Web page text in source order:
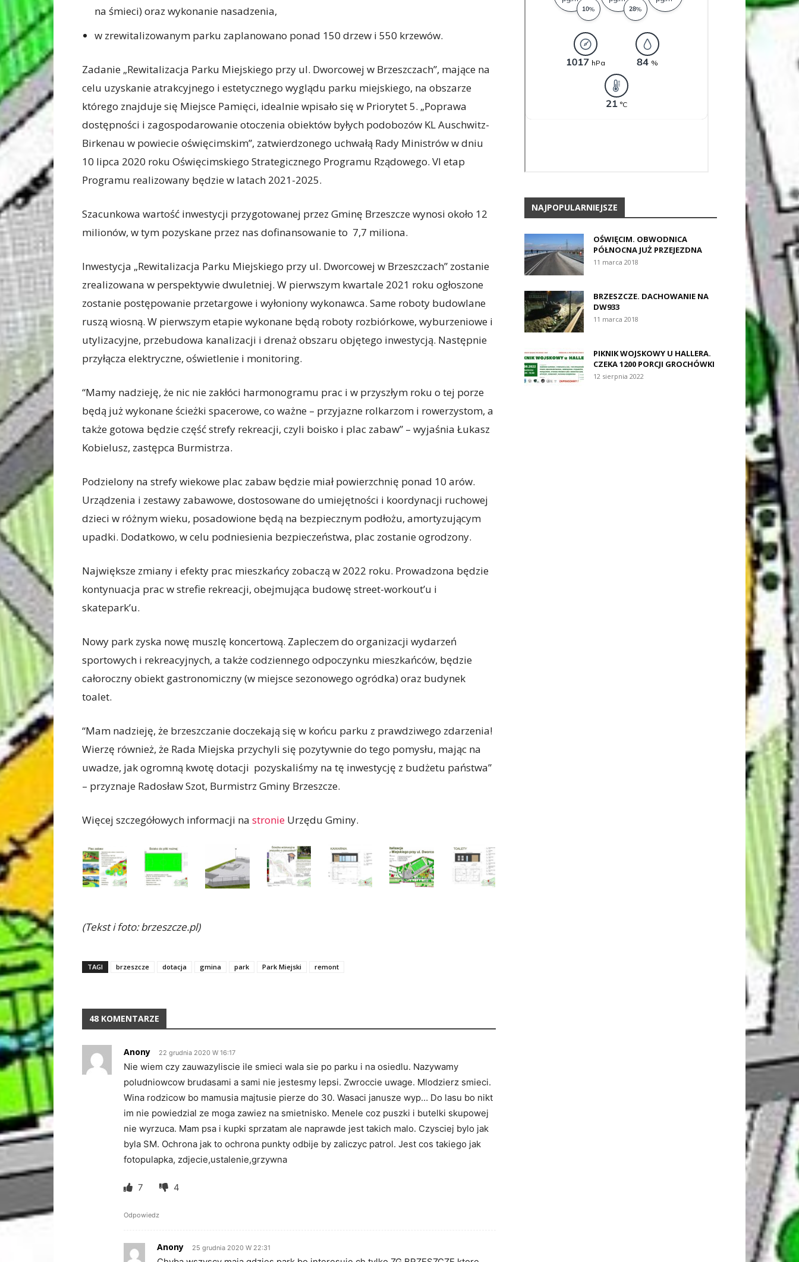
na śmieci) oraz wykonanie nasadzenia,
w zrewitalizowanym parku zaplanowano ponad 150 drzew i 550 krzewów.
Zadanie „Rewitalizacja Parku Miejskiego przy ul. Dworcowej w Brzeszczach”, mające na
celu uzyskanie atrakcyjnego i estetycznego wyglądu parku miejskiego, na obszarze
którego znajduje się Miejsce Pamięci, idealnie wpisało się w Priorytet 5. „Poprawa
dostępności i zagospodarowanie otoczenia obiektów byłych podobozów KL Auschwitz-
Birkenau w powiecie oświęcimskim”, zatwierdzonego uchwałą Rady Ministrów w dniu
10 lipca 2020 roku Oświęcimskiego Strategicznego Programu Rządowego. VI etap
Programu realizowany będzie w latach 2021-2025.
Szacunkowa wartość inwestycji przygotowanej przez Gminę Brzeszcze wynosi około 12
milionów, w tym pozyskane przez nas dofinansowanie to 7,7 miliona.
Inwestycja „Rewitalizacja Parku Miejskiego przy ul. Dworcowej w Brzeszczach” zostanie
zrealizowana w perspektywie dwuletniej. W pierwszym kwartale 2021 roku ogłoszone
zostanie postępowanie przetargowe i wyłoniony wykonawca. Same roboty budowlane
ruszą wiosną. W pierwszym etapie wykonane będą roboty rozbiórkowe, wyburzeniowe i
utylizacyjne, przebudowa kanalizacji i drenaż obszaru objętego inwestycją. Następnie
przyłącza elektryczne, oświetlenie i monitoring.
“Mamy nadzieję, że nic nie zakłóci harmonogramu prac i w przyszłym roku o tej porze
będą już wykonane ścieżki spacerowe, co ważne – przyjazne rolkarzom i rowerzystom, a
także gotowa będzie część strefy rekreacji, czyli boisko i plac zabaw” – wyjaśnia Łukasz
Kobielusz, zastępca Burmistrza.
Podzielony na strefy wiekowe plac zabaw będzie miał powierzchnię ponad 10 arów.
Urządzenia i zestawy zabawowe, dostosowane do umiejętności i koordynacji ruchowej
dzieci w różnym wieku, posadowione będą na bezpiecznym podłożu, amortyzującym
upadki. Dodatkowo, w celu podniesienia bezpieczeństwa, plac zostanie ogrodzony.
Największe zmiany i efekty prac mieszkańcy zobaczą w 2022 roku. Prowadzona będzie
kontynuacja prac w strefie rekreacji, obejmująca budowę street-workout’u i
skatepark’u.
Nowy park zyska nowę muszlę koncertową. Zapleczem do organizacji wydarzeń
sportowych i rekreacyjnych, a także codziennego odpoczynku mieszkańców, będzie
całoroczny obiekt gastronomiczny (w miejsce sezonowego ogródka) oraz budynek
toalet.
“Mam nadzieję, że brzeszczanie doczekają się w końcu parku z prawdziwego zdarzenia!
Wierzę również, że Rada Miejska przychyli się pozytywnie do tego pomysłu, mając na
uwadze, jak ogromną kwotę dotacji pozyskaliśmy na tę inwestycję z budżetu państwa”
– przyznaje Radosław Szot, Burmistrz Gminy Brzeszcze.
Więcej szczegółowych informacji na stronie Urzędu Gminy.
(Tekst i foto: brzeszcze.pl)
TAGI brzeszcze dotacja gmina park Park Miejski remont
48 KOMENTARZE
Anony 22 grudnia 2020 W 16:17
Nie wiem czy zauwazyliscie ile smieci wala sie po parku i na osiedlu. Nazywamy
poludniowcow brudasami a sami nie jestesmy lepsi. Zwroccie uwage. Mlodzierz smieci.
Wina rodzicow bo mamusia majtusie pierze do 30. Wasaci janusze wyp… Do lasu bo nikt
im nie powiedzial ze moga zawiez na smietnisko. Menele coz puszki i butelki skupowej
nie wyrzuca. Mam psa i kupki sprzatam ale naprawde jest takich malo. Czysciej bylo jak
byla SM. Ochrona jak to ochrona punkty odbije by zaliczyc patrol. Jest cos takiego jak
fotopulapka, zdjecie,ustalenie,grzywna
7 4
Odpowiedz
Anony 25 grudnia 2020 W 22:31
NAJPOPULARNIEJSZE
OŚWIĘCIM. OBWODNICA
PÓŁNOCNA JUŻ PRZEJEZDNA
11 marca 2018
BRZESZCZE. DACHOWANIE NA
DW933
11 marca 2018
PIKNIK WOJSKOWY U HALLERA.
CZEKA 1200 PORCJI GROCHÓWKI
12 sierpnia 2022